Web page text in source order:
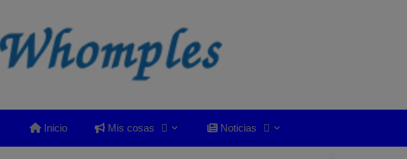
Inicio Mis cosas Noticias